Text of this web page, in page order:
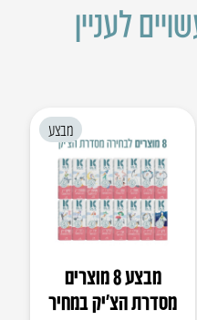
לעניין
מבצע
מבצע 8 מוצרים
מסדרת הצ׳יק במחיר